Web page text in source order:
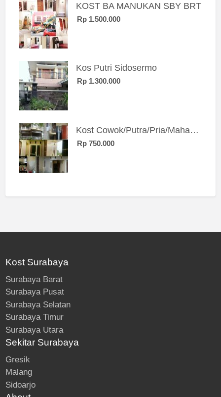
KOST BA MANUKAN SBY BRT
Rp 1.500.000
Kos Putri Sidosermo
Rp 1.300.000
Kost Cowok/Putra/Pria/Mahasiswa/Karyawan SIngle eksklusif bangunan baru
Rp 750.000
Kost Surabaya
Surabaya Barat
Surabaya Pusat
Surabaya Selatan
Surabaya Timur
Surabaya Utara
Sekitar Surabaya
Gresik
Malang
Sidoarjo